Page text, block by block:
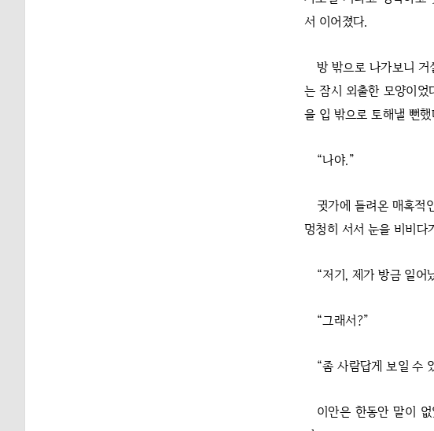
서 이어졌다.
방 밖으로 나가보니
는 잠시 외출한 모양이
을 입 밖으로 토해낼 뻔했
“나야.”
귓가에 들려온 매혹적
멍청히 서서 눈을 비비다
“저기, 제가 방금 일어
“그래서?”
“좀 사람답게 보일 수
이안은 한동안 말이